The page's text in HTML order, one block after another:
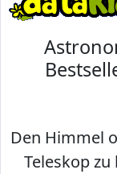
Den Himmel
Teleskop